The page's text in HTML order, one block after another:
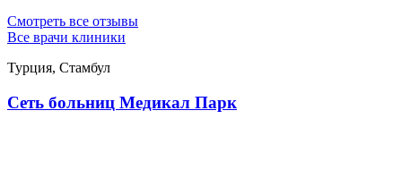
Смотреть все отзывы
Все врачи клиники
Турция, Стамбул
Сеть больниц Медикал Парк